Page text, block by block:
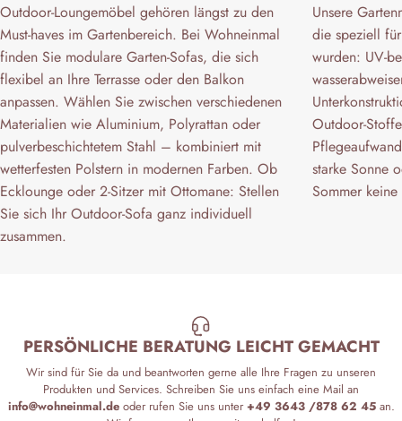
Outdoor-Loungemöbel gehören längst zu den
Must-haves im Gartenbereich. Bei Wohneinmal
finden Sie modulare Garten-Sofas, die sich
flexibel an Ihre Terrasse oder den Balkon
anpassen. Wählen Sie zwischen verschiedenen
Materialien wie Aluminium, Polyrattan oder
pulverbeschichtetem Stahl – kombiniert mit
wetterfesten Polstern in modernen Farben. Ob
Ecklounge oder 2-Sitzer mit Ottomane: Stellen
Sie sich Ihr Outdoor-Sofa ganz individuell
zusammen.
Unsere
die speziell
wurden: UV-
Outdoor-
starke Sonne
Sommer
PERSÖNLICHE BERATUNG LEICHT GEMACHT
Wir sind für Sie da und beantworten gerne alle Ihre Fragen zu unseren
Produkten und Services. Schreiben Sie uns einfach eine Mail an
info@wohneinmal.deoder rufen Sie uns unter+49 3643 /878 62 45an.